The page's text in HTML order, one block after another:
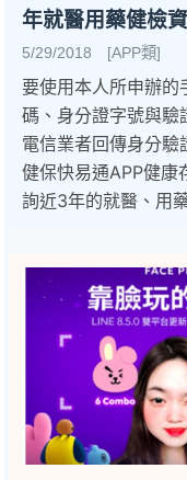
年就醫用藥健檢
5/29/2018 [APP類]
要使用本人所申辦的
碼、身分證字號與驗
電信業者回傳身分驗
健保快易通APP健康
詢近3年的就醫、用